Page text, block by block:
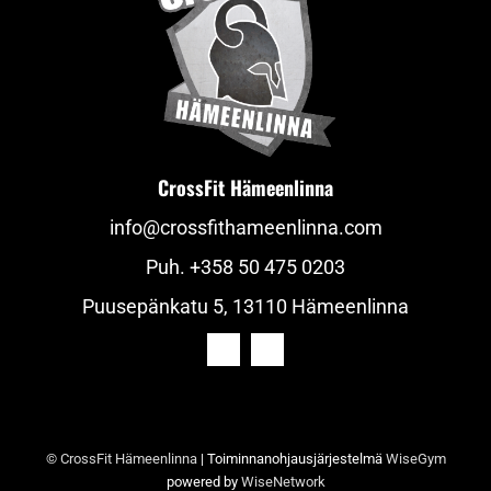
CrossFit Hämeenlinna
info@crossfithameenlinna.com
Puh. +358 50 475 0203
Puusepänkatu 5, 13110 Hämeenlinna
© CrossFit Hämeenlinna| Toiminnanohjausjärjestelmä WiseGym
powered by WiseNetwork